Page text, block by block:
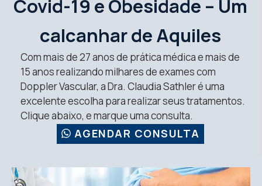
Covid-19 e Obesidade – Um
calcanhar de Aquiles
Com mais de 27 anos de prática médica e mais de
15 anos realizando milhares de exames com
Doppler Vascular, a Dra. Claudia Sathler é uma
excelente escolha para realizar seus tratamentos.
Clique abaixo, e marque uma consulta.
AGENDAR CONSULTA